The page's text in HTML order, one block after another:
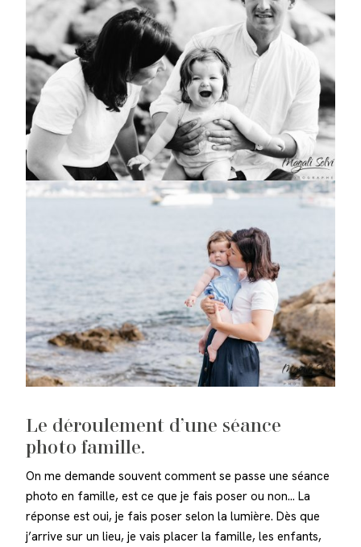
Le déroulement d’une séance
photo famille.
On me demande souvent comment se passe une séance
photo en famille, est ce que je fais poser ou non… La
réponse est oui, je fais poser selon la lumière. Dès que
j’arrive sur un lieu, je vais placer la famille, les enfants,